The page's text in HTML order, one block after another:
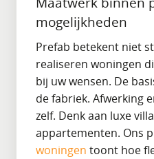
mogelijkheden
Prefab betekent niet
realiseren woningen
bij uw wensen. De
de fabriek. Afwerking
zelf. Denk aan luxe
appartementen. Ons
woningen toont hoe